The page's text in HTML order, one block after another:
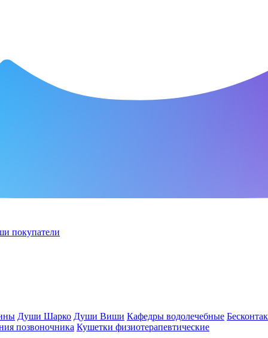
покупатели
Души Шарко Души Виши Кафедры водолечебные
позвоночника Кушетки физиотерапевтические